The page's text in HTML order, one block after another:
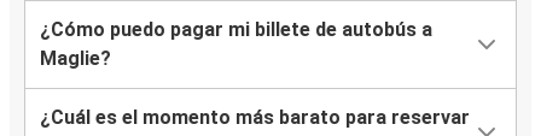
¿Cómo puedo pagar mi billete de autobús a
Maglie?
¿Cuál es el momento más barato para reservar